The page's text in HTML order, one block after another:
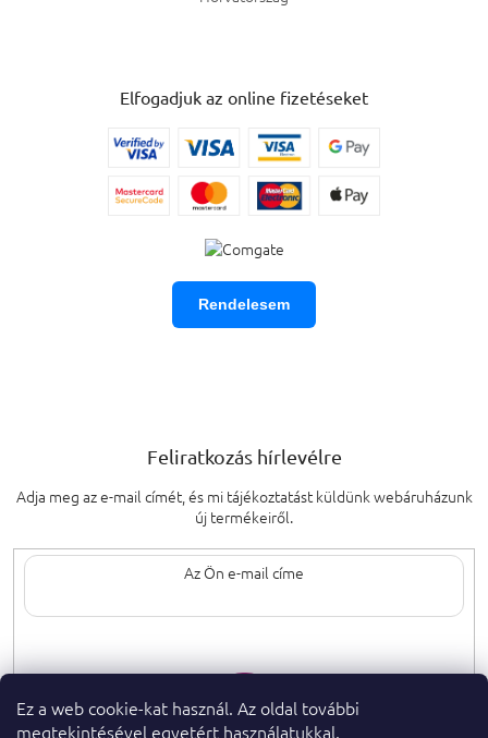
Ez a web cookie-kat használ. Az oldal további
megtekintésével egyetért használatukkal.
Elfogadjuk az online fizetéseket
Rendelesem
Feliratkozás hírlevélre
Adja meg az e-mail címét, és mi tájékoztatást küldünk webáruházunk
új termékeiről.